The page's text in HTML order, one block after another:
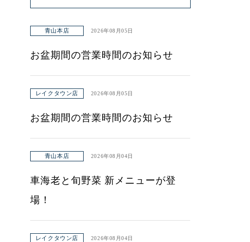
青山本店 2026年08月05日
お盆期間の営業時間のお知らせ
レイクタウン店 2026年08月05日
お盆期間の営業時間のお知らせ
青山本店 2026年08月04日
車海老と旬野菜 新メニューが登
場！
レイクタウン店 2026年08月04日